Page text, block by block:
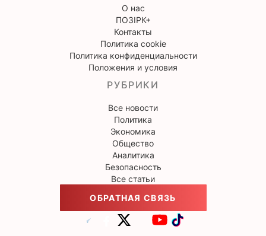
О нас
ПОЗІРК+
Контакты
Политика cookie
Политика конфиденциальности
Положения и условия
РУБРИКИ
Все новости
Политика
Экономика
Общество
Аналитика
Безопасность
Все статьи
ОБРАТНАЯ СВЯЗЬ